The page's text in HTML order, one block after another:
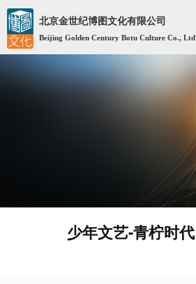
北京金世纪博图文化有限公司
Beijing Golden Century Botu Culture Co., Ltd
少年文艺-青柠时代